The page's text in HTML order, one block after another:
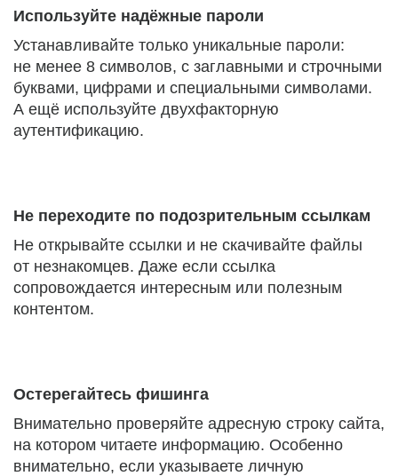
Используйте надёжные пароли
Устанавливайте только уникальные пароли:
не менее 8 символов, с заглавными и строчными
буквами, цифрами и специальными символами.
А ещё используйте двухфакторную
аутентификацию.
Не переходите по подозрительным ссылкам
Не открывайте ссылки и не скачивайте файлы
от незнакомцев. Даже если ссылка
сопровождается интересным или полезным
контентом.
Остерегайтесь фишинга
Внимательно проверяйте адресную строку сайта,
на котором читаете информацию. Особенно
внимательно, если указываете личную